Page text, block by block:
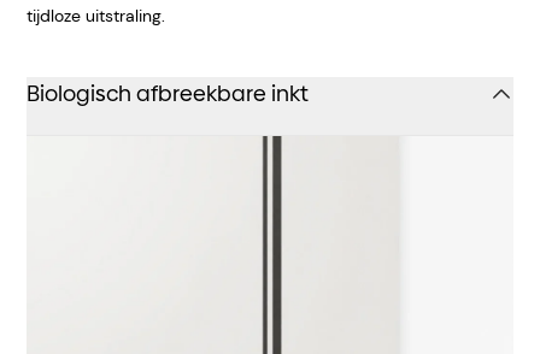
tijdloze uitstraling.
Biologisch afbreekbare inkt